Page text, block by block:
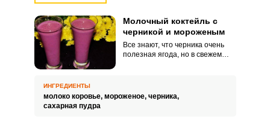
Молочный коктейль с
черникой и мороженым
Все знают, что черника очень
полезная ягода, но в свежем
еще с мороженым – дети
обязательно попросят добавки.
ИНГРЕДИЕНТЫ
молоко коровье, мороженое, черника,
сахарная пудра